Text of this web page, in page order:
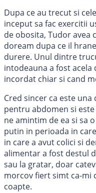
Dupa ce au trecut si
inceput sa fac exercitii
de obosita, Tudor avea
doream dupa ce il
durere. Unul dintre
intodeauna a fost
incordat chiar si cand
Cred sincer ca este
pentru abdomen si
ne amintim de ea si sa
putin in perioada in
in care a avut colici si
alimentar a fost destul
sau la gratar, doar
morcov fiert simt ca-mi
coapte.